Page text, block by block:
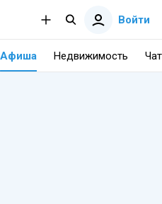
Войти
Афиша Недвижимость Чат